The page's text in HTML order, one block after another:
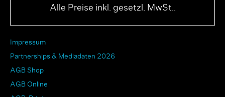
Alle Preise inkl. gesetzl. MwSt..
Impressum
Partnerships & Mediadaten 2026
AGB Shop
AGB Online